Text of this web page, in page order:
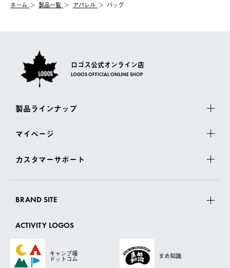
佐川急便にて配送されます。
一度お手元の商品を返品いただき、ご希望商品を再注文してくだ
ホーム 製品一覧 アパレル バッグ
ロゴス公式オンライン店
LOGOS OFFICIAL ONLINE SHOP
製品ラインナップ
マイページ
カスタマーサポート
BRAND SITE
ACTIVITY LOGOS
キャンプ場
ドットコム まめ知識